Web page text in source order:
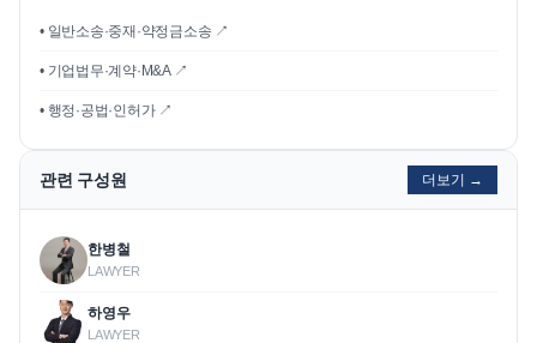
• 일반소송·중재·약정금소송 ↗
• 기업법무·계약·M&A ↗
• 행정·공법·인허가 ↗
관련 구성원 더보기 →
한병철
LAWYER
하영우
LAWYER